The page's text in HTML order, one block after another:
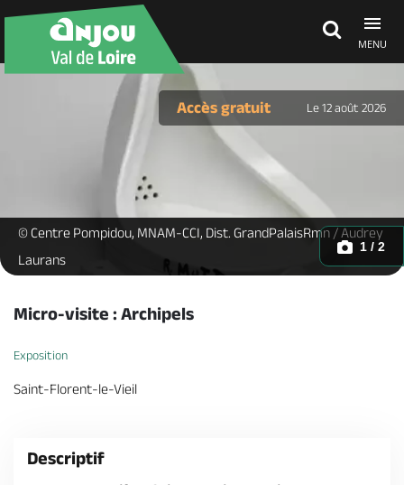
MENU
Agenda
Séjours, cadeaux
urinoir duchamp microfolie mauges-sur-loire -
© Centre Pompidou, MNAM-CCI, Dist. GrandPalaisRmn / Audrey
Laurans
1 / 2
Accès gratuit Le 12 août 2026
Micro-visite : Archipels
Exposition
Saint-Florent-le-Vieil
Descriptif